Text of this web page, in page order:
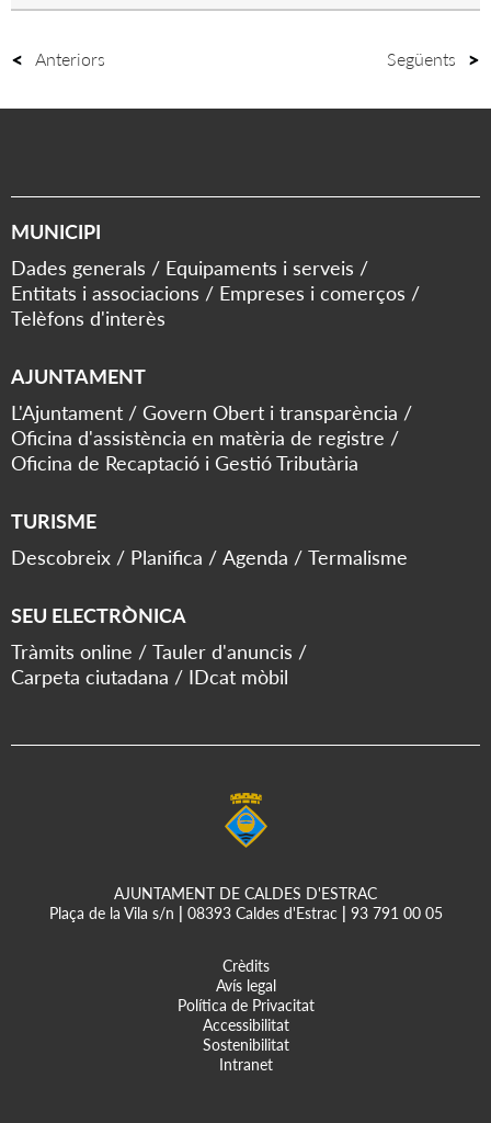
Anteriors Següents
MUNICIPI
Dades generals
Equipaments i serveis
Entitats i associacions
Empreses i comerços
Telèfons d'interès
AJUNTAMENT
L'Ajuntament
Govern Obert i transparència
Oficina d'assistència en matèria de registre
Oficina de Recaptació i Gestió Tributària
TURISME
Descobreix
Planifica Agenda Termalisme
SEU ELECTRÒNICA
Tràmits online
Tauler d'anuncis
Carpeta ciutadana
IDcat mòbil
AJUNTAMENT DE CALDES D'ESTRAC
Plaça de la Vila s/n
08393 Caldes d'Estrac 93 791 00 05
Crèdits
Avís legal
Política de Privacitat
Accessibilitat
Sostenibilitat
Intranet